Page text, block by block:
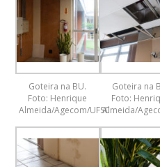
Goteira na BU.
Foto: Henrique
Almeida/Agecom/UFSC
Goteira na
Foto:
Almeida/